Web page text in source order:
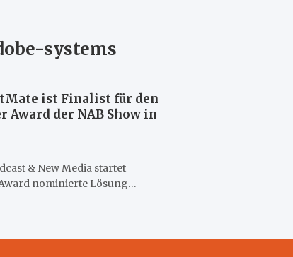
systems
ist Finalist für den
Award der NAB Show in
& New Media startet
nominierte Lösung…